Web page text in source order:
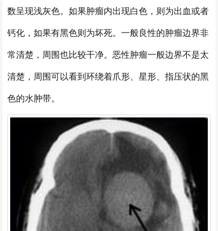
数呈现浅灰色。如果肿瘤内出现白色，则为出血或者
钙化，如果有黑色则为坏死。一般良性的肿瘤边界非
常清楚，周围也比较干净。恶性肿瘤一般边界不是太
清楚，周围可以看到环绕着爪形、星形、指压状的黑
色的水肿带。